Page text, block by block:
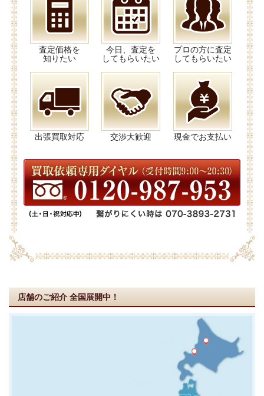
査定価格を
知りたい
今日、査定を
してもらいたい
プロの方に査定
してもらいたい
出張買取対応 交渉大歓迎 現金でお支払い
店舗のご紹介 全国展開中！